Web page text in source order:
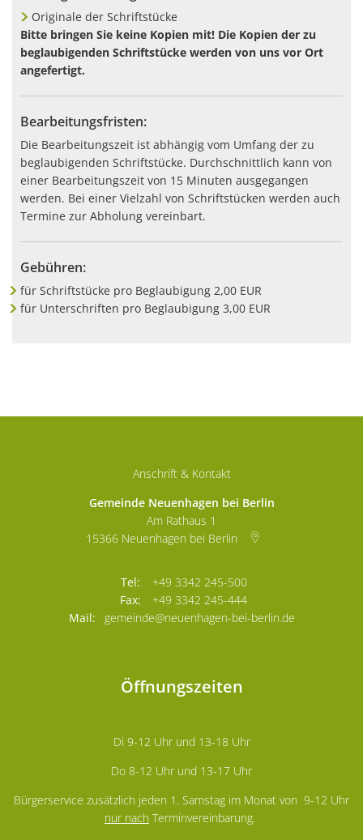
Originale der Schriftstücke
Bitte bringen Sie keine Kopien mit! Die Kopien der zu
beglaubigenden Schriftstücke werden von uns vor Ort
angefertigt.
Bearbeitungsfristen:
Die Bearbeitungszeit ist abhängig vom Umfang der zu
beglaubigenden Schriftstücke. Durchschnittlich kann von
einer Bearbeitungszeit von 15 Minuten ausgegangen
werden. Bei einer Vielzahl von Schriftstücken werden auch
Termine zur Abholung vereinbart.
Gebühren:
für Schriftstücke pro Beglaubigung 2,00 EUR
für Unterschriften pro Beglaubigung 3,00 EUR
Anschrift & Kontakt
Gemeinde Neuenhagen bei Berlin
Am Rathaus 1
15366 Neuenhagen bei Berlin
+49 3342 245-500
+49 3342 245-444
gemeinde@neuenhagen-bei-berlin.de
Öffnungszeiten
Di 9-12 Uhr und 13-18 Uhr
Do 8-12 Uhr und 13-17 Uhr
Bürgerservice zusätzlich jeden 1. Samstag im Monat von 9-12 Uhr
nur nach Terminvereinbarung.